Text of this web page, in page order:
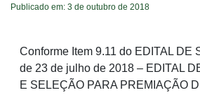
Publicado em: 3 de outubro de 2018
Conforme Item 9.11 do EDITAL DE
de 23 de julho de 2018 – EDITAL
E SELEÇÃO PARA PREMIAÇÃO